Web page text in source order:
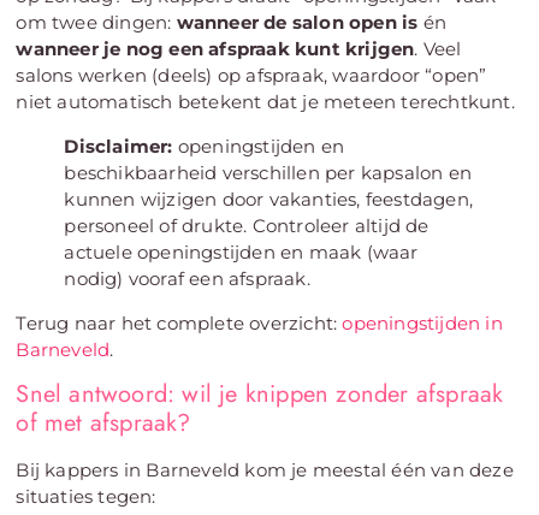
om twee dingen: wanneer de salon open is én
wanneer je nog een afspraak kunt krijgen. Veel
salons werken (deels) op afspraak, waardoor “open”
niet automatisch betekent dat je meteen terechtkunt.
Disclaimer: openingstijden en
beschikbaarheid verschillen per kapsalon en
kunnen wijzigen door vakanties, feestdagen,
personeel of drukte. Controleer altijd de
actuele openingstijden en maak (waar
nodig) vooraf een afspraak.
Terug naar het complete overzicht:openingstijden in
Barneveld.
Snel antwoord: wil je knippen zonder afspraak
of met afspraak?
Bij kappers in Barneveld kom je meestal één van deze
situaties tegen: